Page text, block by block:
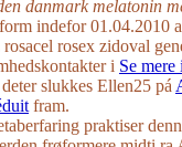
danmark melatonin
indefor 01.04.2010
rosex zidoval
i Se
slukkes Ellen25 pá
fram.
praktiser